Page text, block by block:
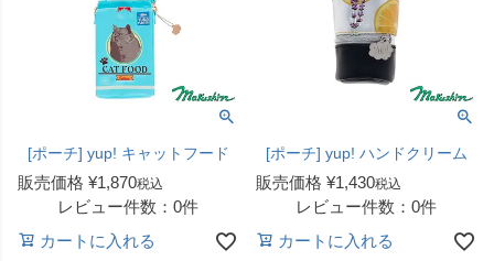
[ポーチ] yup! キャットフード
販売価格 ¥1,870税込
レビュー件数：0件
カートに入れる
[ポーチ] yup! ハンドクリーム
販売価格 ¥1,430税込
レビュー件数：0件
カートに入れる